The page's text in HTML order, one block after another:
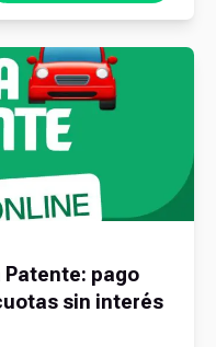
Patente: pago
sin interés